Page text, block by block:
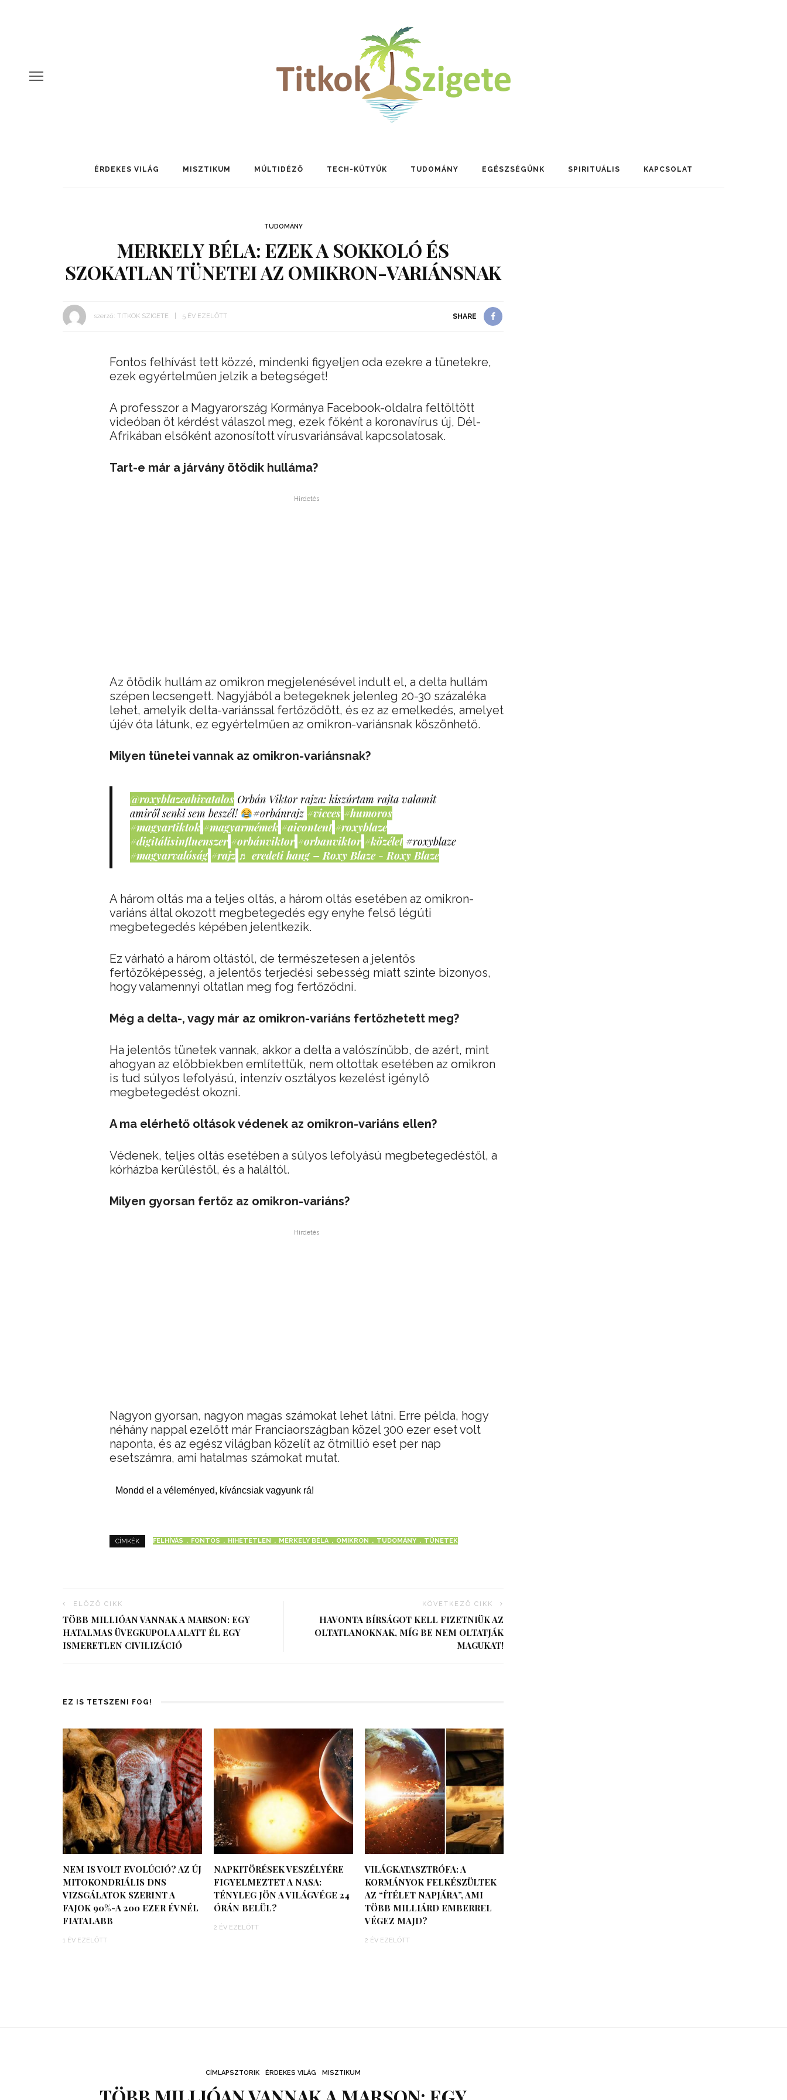
ÉRDEKES VILÁG MISZTIKUM MÚLTIDÉZŐ TECH-KÜTYÜK TUDOMÁNY EGÉSZSÉGÜNK SPIRITUÁLIS KAPCSOLAT
TUDOMÁNY
MERKELY BÉLA: EZEK A SOKKOLÓ ÉS
SZOKATLAN TÜNETEI AZ OMIKRON-VARIÁNSNAK
szerző: TITKOK SZIGETE 5 ÉV EZELŐTT SHARE
Fontos felhívást tett közzé, mindenki figyeljen oda ezekre a tünetekre,
ezek egyértelműen jelzik a betegséget!
A professzor a Magyarország Kormánya Facebook-oldalra feltöltött
videóban öt kérdést válaszol meg, ezek főként a koronavírus új, Dél-
Afrikában elsőként azonosított vírusvariánsával kapcsolatosak.
Tart-e már a járvány ötödik hulláma?
Hirdetés
Az ötödik hullám az omikron megjelenésével indult el, a delta hullám
szépen lecsengett. Nagyjából a betegeknek jelenleg 20-30 százaléka
lehet, amelyik delta-variánssal fertőződött, és ez az emelkedés, amelyet
újév óta látunk, ez egyértelműen az omikron-variánsnak köszönhető.
Milyen tünetei vannak az omikron-variánsnak?
@roxyblazeahivatalos Orbán Viktor rajza: kiszúrtam rajta valamit
amiről senki sem beszél!
#orbánrajz #vicces #humoros
#magyartiktok #magyarmémek #aicontent #roxyblaze
#digitálisinfluenszer #orbánviktor #orbanviktor #közélet #roxyblaze
#magyarvalóság #rajz ♬ eredeti hang – Roxy Blaze - Roxy Blaze
A három oltás ma a teljes oltás, a három oltás esetében az omikron-
variáns által okozott megbetegedés egy enyhe felső légúti
megbetegedés képében jelentkezik.
Ez várható a három oltástól, de természetesen a jelentős
fertőzőképesség, a jelentős terjedési sebesség miatt szinte bizonyos,
hogy valamennyi oltatlan meg fog fertőződni.
Még a delta-, vagy már az omikron-variáns fertőzhetett meg?
Ha jelentős tünetek vannak, akkor a delta a valószínűbb, de azért, mint
ahogyan az előbbiekben említettük, nem oltottak esetében az omikron
is tud súlyos lefolyású, intenzív osztályos kezelést igénylő
megbetegedést okozni.
A ma elérhető oltások védenek az omikron-variáns ellen?
Védenek, teljes oltás esetében a súlyos lefolyású megbetegedéstől, a
kórházba kerüléstől, és a haláltól.
Milyen gyorsan fertőz az omikron-variáns?
Hirdetés
Nagyon gyorsan, nagyon magas számokat lehet látni. Erre példa, hogy
néhány nappal ezelőtt már Franciaországban közel 300 ezer eset volt
naponta, és az egész világban közelít az ötmillió eset per nap
esetszámra, ami hatalmas számokat mutat.
Mondd el a véleményed, kíváncsiak vagyunk rá!
CÍMKÉK FELHÍVÁS FONTOS HIHETETLEN MERKELY BÉLA OMIKRON TUDOMÁNY TÜNETEK
ELŐZŐ CIKK
TÖBB MILLIÓAN VANNAK A MARSON: EGY
HATALMAS ÜVEGKUPOLA ALATT ÉL EGY
ISMERETLEN CIVILIZÁCIÓ
KÖVETKEZŐ CIKK
HAVONTA BÍRSÁGOT KELL FIZETNIÜK AZ
OLTATLANOKNAK, MÍG BE NEM OLTATJÁK
MAGUKAT!
EZ IS TETSZENI FOG!
NEM IS VOLT EVOLÚCIÓ? AZ ÚJ
MITOKONDRIÁLIS DNS
VIZSGÁLATOK SZERINT A
FAJOK 90%-A 200 EZER ÉVNÉL
FIATALABB
1 ÉV EZELŐTT
NAPKITÖRÉSEK VESZÉLYÉRE
FIGYELMEZTET A NASA:
TÉNYLEG JÖN A VILÁGVÉGE 24
ÓRÁN BELÜL?
2 ÉV EZELŐTT
VILÁGKATASZTRÓFA: A
KORMÁNYOK FELKÉSZÜLTEK
AZ “ÍTÉLET NAPJÁRA”, AMI
TÖBB MILLIÁRD EMBERREL
VÉGEZ MAJD?
2 ÉV EZELŐTT
CÍMLAPSZTORIK ÉRDEKES VILÁG MISZTIKUM